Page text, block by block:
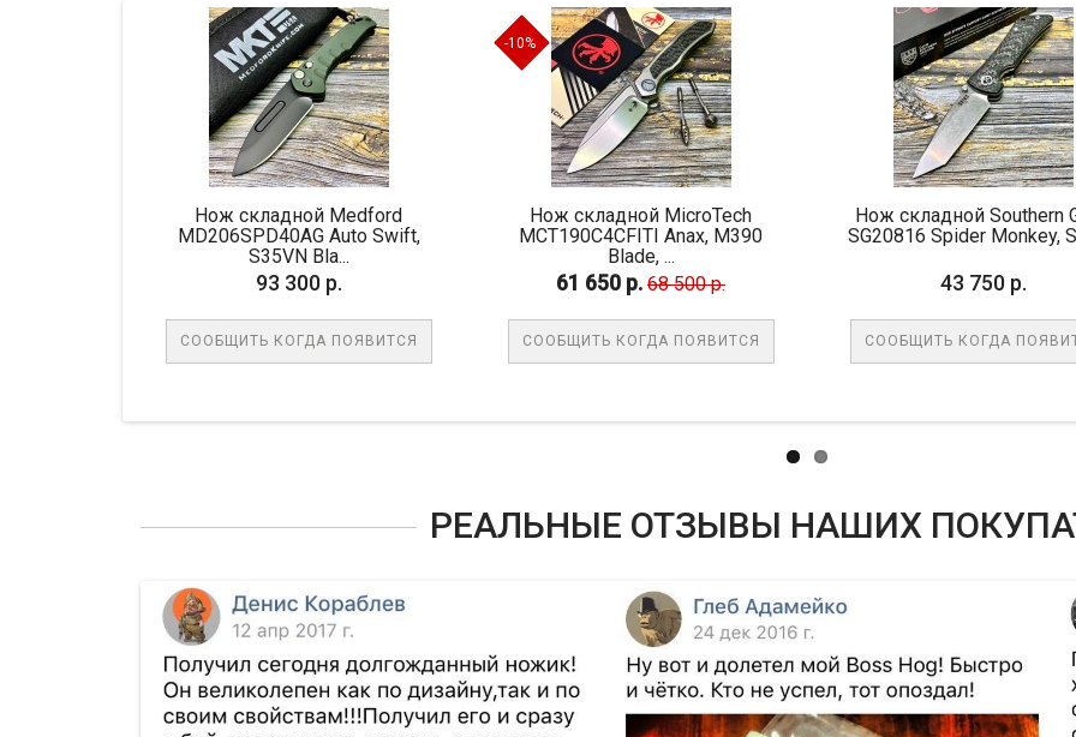
Нож складной Medford
MD206SPD40AG Auto Swift,
S35VN Bla...
93 300 р.
СООБЩИТЬ КОГДА ПОЯВИТСЯ
Нож складной MicroTech
MCT190C4CFITI Anax, M390
61 650 р. 68 500 р.
СООБЩИТЬ КОГДА ПОЯВИТСЯ
Нож складной Southern Grind
SG20816 Spider Monkey, S35V...
43 750 р.
СООБЩИТЬ КОГДА ПОЯВИТСЯ
РЕАЛЬНЫЕ ОТЗЫВЫ НАШИХ